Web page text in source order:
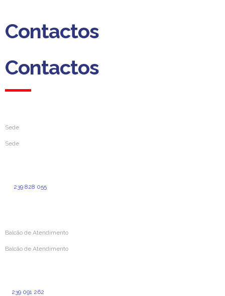
Contactos
Contactos
Sede
Sede
239 828 055
Balcão de Atendimento
Balcão de Atendimento
239 091 262